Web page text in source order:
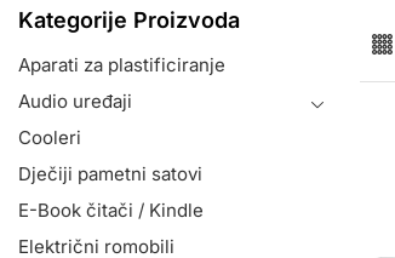
Kategorije Proizvoda
Aparati za plastificiranje
Audio uređaji
Cooleri
Dječiji pametni satovi
E-Book čitači / Kindle
Električni romobili